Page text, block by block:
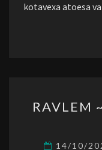
kotavexa atoesa
RAVLEM
14/10/